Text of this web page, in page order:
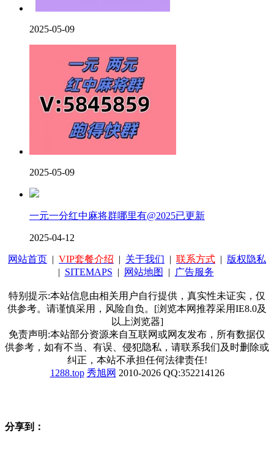
2025-05-09
2025-05-09
一元一分红中麻将群哪里有@2025已更新
2025-04-12
网站首页 | VIP套餐介绍 | 关于我们 | 联系方式 | 版权隐私
| SITEMAPS | 网站地图 | 广告服务
特别提示:本站信息由相关用户自行提供，真实性未证实，仅
供参考。请谨慎采用，风险自负。[浏览本网推荐采用IE8.0及
以上浏览器]
免责声明:本站部分资源来自互联网或网友发布，所有数据仅
供参考，如有不当、有误、侵犯隐私，请联系我们及时删除或
纠正，本站不承担任何法律责任!
1288.top 秀旭网 2010-2026 QQ:352214126
分享到：